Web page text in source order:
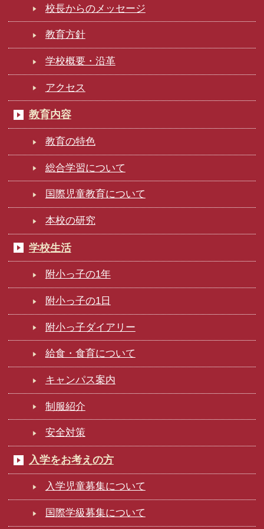
校長からのメッセージ
教育方針
学校概要・沿革
アクセス
教育内容
教育の特色
総合学習について
国際児童教育について
本校の研究
学校生活
附小っ子の1年
附小っ子の1日
附小っ子ダイアリー
給食・食育について
キャンパス案内
制服紹介
安全対策
入学をお考えの方
入学児童募集について
国際学級募集について